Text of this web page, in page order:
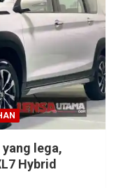
lega,
Hybrid